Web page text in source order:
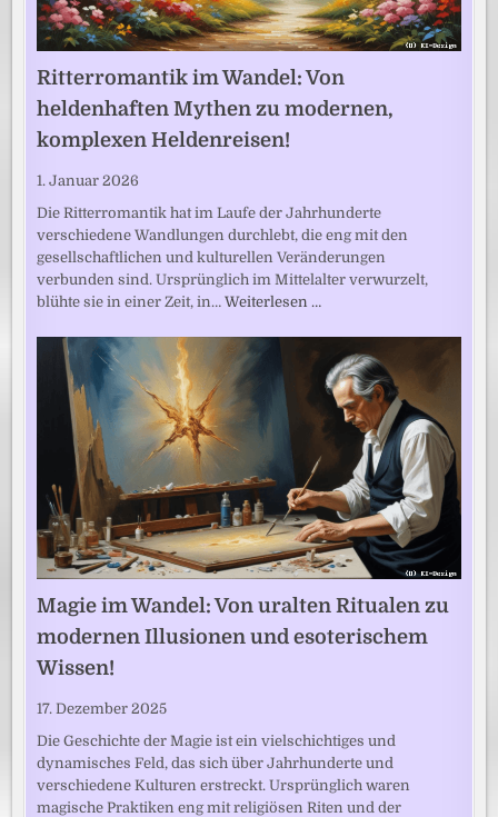
Ritterromantik im Wandel: Von
heldenhaften Mythen zu modernen,
komplexen Heldenreisen!
1. Januar 2026
Die Ritterromantik hat im Laufe der Jahrhunderte
verschiedene Wandlungen durchlebt, die eng mit den
gesellschaftlichen und kulturellen Veränderungen
verbunden sind. Ursprünglich im Mittelalter verwurzelt,
blühte sie in einer Zeit, in…Weiterlesen …
Magie im Wandel: Von uralten Ritualen zu
modernen Illusionen und esoterischem
Wissen!
17. Dezember 2025
Die Geschichte der Magie ist ein vielschichtiges und
dynamisches Feld, das sich über Jahrhunderte und
verschiedene Kulturen erstreckt. Ursprünglich waren
magische Praktiken eng mit religiösen Riten und der